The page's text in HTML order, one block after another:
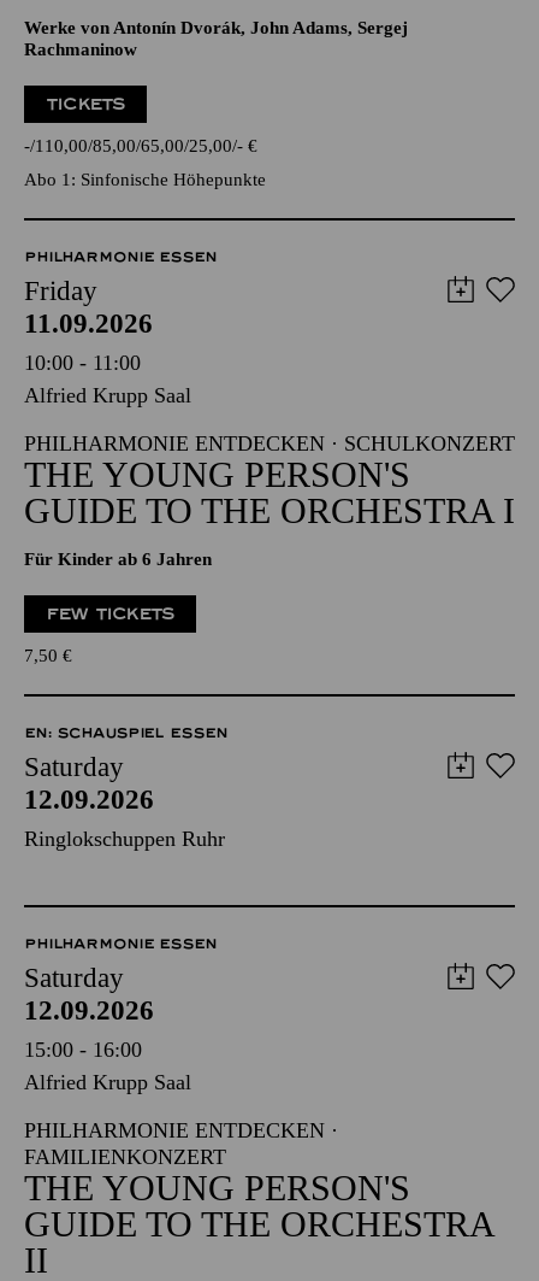
Werke von Antonín Dvorák, John Adams, Sergej
Rachmaninow
TICKETS
- 110,00 85,00 65,00 25,00 - €
Abo 1: Sinfonische Höhepunkte
PHILHARMONIE ESSEN
Friday
11.09.2026
10:00 - 11:00
Alfried Krupp Saal
PHILHARMONIE ENTDECKEN · SCHULKONZERT
THE YOUNG PERSON'S
GUIDE TO THE ORCHESTRA I
Für Kinder ab 6 Jahren
FEW TICKETS
7,50 €
EN: SCHAUSPIEL ESSEN
Saturday
12.09.2026
Ringlokschuppen Ruhr
PHILHARMONIE ESSEN
Saturday
12.09.2026
15:00 - 16:00
Alfried Krupp Saal
PHILHARMONIE ENTDECKEN ·
FAMILIENKONZERT
THE YOUNG PERSON'S
GUIDE TO THE ORCHESTRA
II